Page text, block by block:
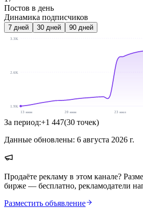
Постов в день
Динамика подписчиков
7 дней 30 дней 90 дней
3.3K
2.6K
1.9K
13 июн
20 июн 23 июл
За период:+1 447(30 точек)
Данные обновлены: 6 августа 2026 г.
Продаёте рекламу в этом канале?
бирже — бесплатно, рекламодатели
Разместить объявление